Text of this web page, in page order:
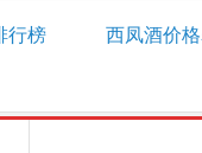
行榜 西凤酒价